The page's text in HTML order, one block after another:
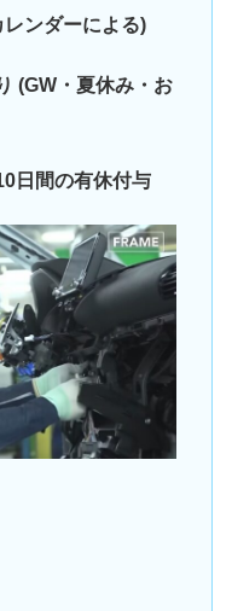
ンダーによる)
(GW・夏休み・お
日間の有休付与